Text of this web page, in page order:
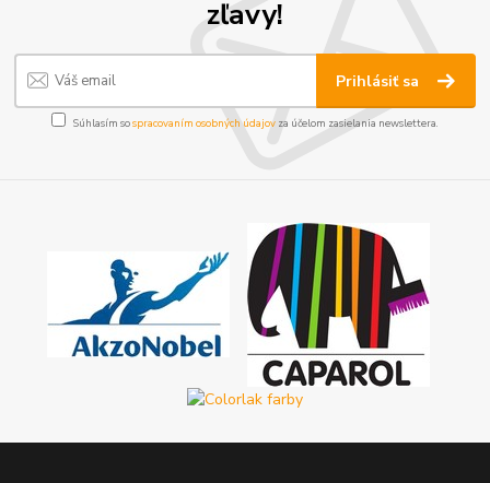
zľavy!
Prihlásiť sa
Súhlasím sospracovaním osobných údajov za účelom zasielania newslettera.